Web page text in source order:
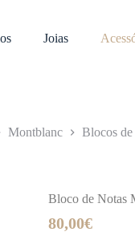
Joias
Montblanc Blocos
Bloco de Notas
80,00€